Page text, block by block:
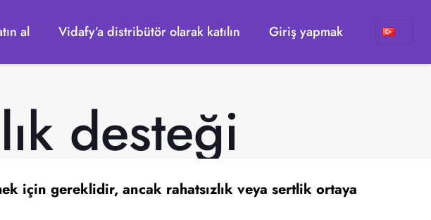
al Vidafy’a distribütör olarak katılın Giriş yapmak
desteği
için gereklidir, ancak rahatsızlık veya sertlik ortaya